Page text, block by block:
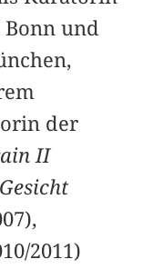
Bonn und
der
II
2011)